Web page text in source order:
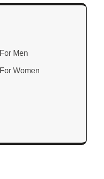
Men
Women